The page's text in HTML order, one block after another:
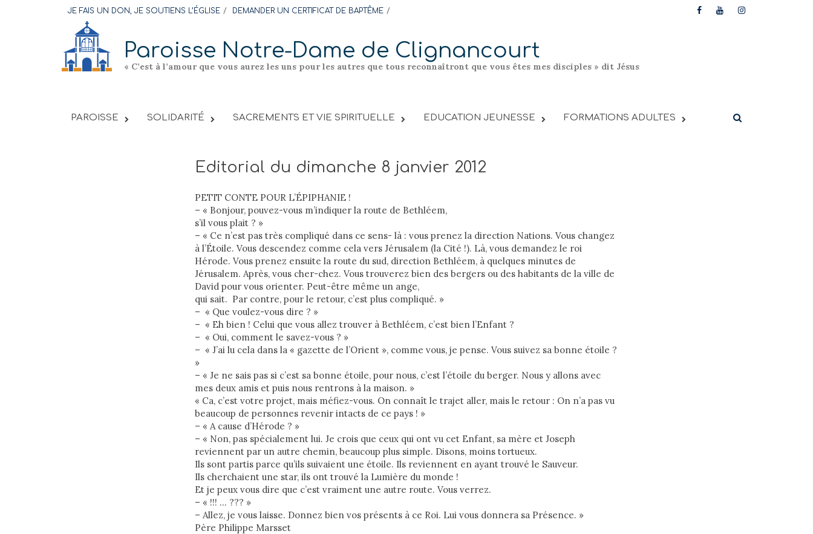
content
JE FAIS UN DON, JE SOUTIENS L’ÉGLISE DEMANDER UN CERTIFICAT DE BAPTÊME
Paroisse Notre-Dame de Clignancourt
« C’est à l’amour que vous aurez les uns pour les autres que tous reconnaîtront que vous êtes mes disciples » dit Jésus
PAROISSE SOLIDARITÉ SACREMENTS ET VIE SPIRITUELLE EDUCATION JEUNESSE FORMATIONS ADULTES
Editorial du dimanche 8 janvier 2012
PETIT CONTE POUR L’ÉPIPHANIE !
– « Bonjour, pouvez-vous m’indiquer la route de Bethléem,
s’il vous plait ? »
– « Ce n’est pas très compliqué dans ce sens- là : vous prenez la direction Nations. Vous changez
à l’Étoile. Vous descendez comme cela vers Jérusalem (la Cité !). Là, vous demandez le roi
Hérode. Vous prenez ensuite la route du sud, direction Bethléem, à quelques minutes de
Jérusalem. Après, vous cher-chez. Vous trouverez bien des bergers ou des habitants de la ville de
David pour vous orienter. Peut-être même un ange,
qui sait. Par contre, pour le retour, c’est plus compliqué. »
– « Que voulez-vous dire ? »
– « Eh bien ! Celui que vous allez trouver à Bethléem, c’est bien l’Enfant ?
– « Oui, comment le savez-vous ? »
– « J’ai lu cela dans la « gazette de l’Orient », comme vous, je pense. Vous suivez sa bonne étoile ?
»
– « Je ne sais pas si c’est sa bonne étoile, pour nous, c’est l’étoile du berger. Nous y allons avec
mes deux amis et puis nous rentrons à la maison. »
« Ca, c’est votre projet, mais méfiez-vous. On connaît le trajet aller, mais le retour : On n’a pas vu
beaucoup de personnes revenir intacts de ce pays ! »
– « A cause d’Hérode ? »
– « Non, pas spécialement lui. Je crois que ceux qui ont vu cet Enfant, sa mère et Joseph
reviennent par un autre chemin, beaucoup plus simple. Disons, moins tortueux.
Ils sont partis parce qu’ils suivaient une étoile. Ils reviennent en ayant trouvé le Sauveur.
Ils cherchaient une star, ils ont trouvé la Lumière du monde !
Et je peux vous dire que c’est vraiment une autre route. Vous verrez.
– « !!! … ??? »
– Allez, je vous laisse. Donnez bien vos présents à ce Roi. Lui vous donnera sa Présence. »
Père Philippe Marsset